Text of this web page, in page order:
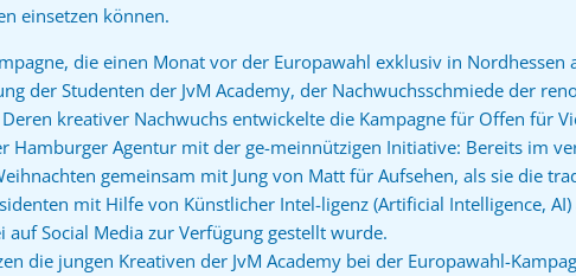
einsetzen können.
die einen Monat vor der Europawahl exklusiv in
der Studenten der JvM Academy, der Nachwuchsschmiede der
Deren kreativer Nachwuchs entwickelte die Kampagne für Offen für
Hamburger Agentur mit der ge-meinnützigen Initiative: Bereits im
gemeinsam mit Jung von Matt für Aufsehen, als sie die
mit Hilfe von Künstlicher Intel-ligenz (Artificial Intelligence,
auf Social Media zur Verfügung gestellt wurde.
die jungen Kreativen der JvM Academy bei der Europawahl-